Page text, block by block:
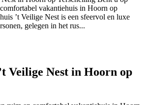
vakantiehuis in Hoorn op
’t Veilige Nest is een sfeervol en luxe
gelegen in het rus...
Veilige Nest in Hoorn op